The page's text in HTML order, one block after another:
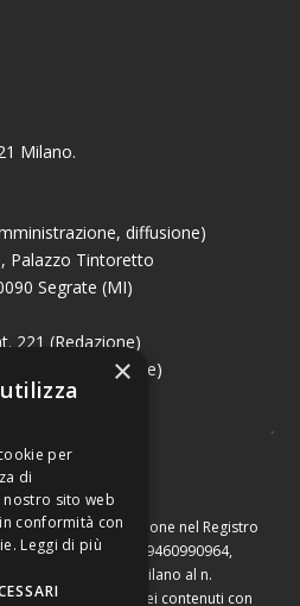
Milano.
diffusione)
Palazzo Tintoretto
Segrate (MI)
221 (Redazione)
224 (Commerciale)
– Numero di iscrizione nel Registro
Iva e codice fiscale 09460990964,
Amministrativo di Milano al n.
anche parziale, dei contenuti con
×
per
di
nostro sito web
conformità con
Leggi di più